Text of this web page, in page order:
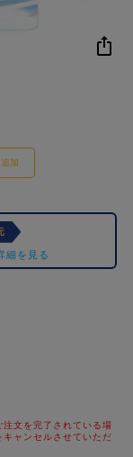
#Dr.STONE（ドクターストーン）
加
細を見る
文を完了されている場
ャンセルさせていただ